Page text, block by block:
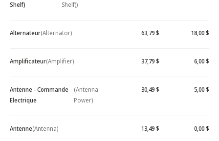
Shelf)
Shelf))
Alternateur(Alternator) 63,79 $ 18,00 $
Amplificateur(Amplifier) 37,79 $ 6,00 $
Antenne - Commande
Electrique
(Antenna -
Power)
30,49 $ 5,00 $
Antenne(Antenna) 13,49 $ 0,00 $